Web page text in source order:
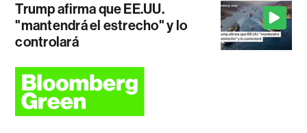
Trump afirma que EE.UU.
"mantendrá el estrecho" y lo
controlará